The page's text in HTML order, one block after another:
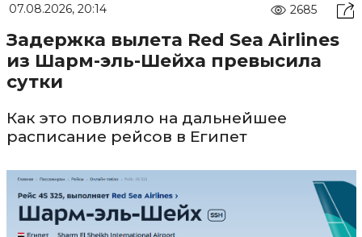
07.08.2026, 20:14 2685
Задержка вылета Red Sea Airlines
из Шарм-эль-Шейха превысила
сутки
Как это повлияло на дальнейшее
расписание рейсов в Египет